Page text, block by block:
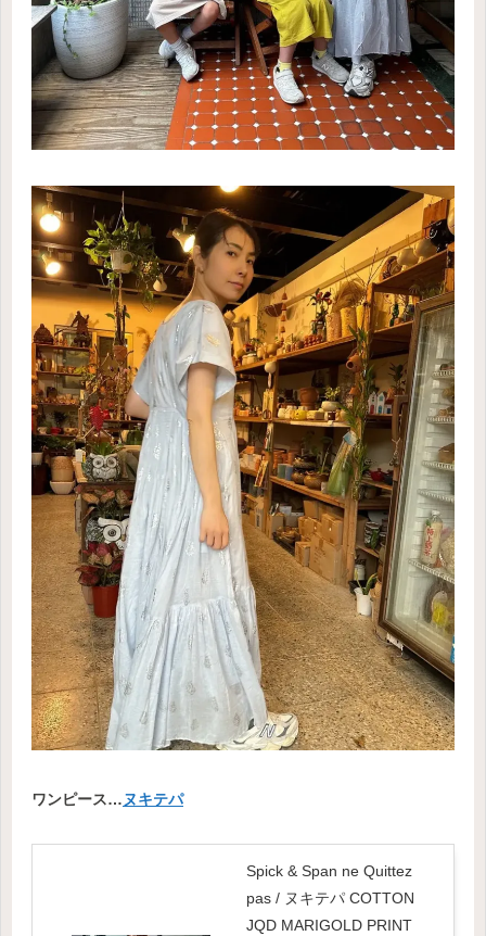
ワンピース…ヌキテパ
Spick & Span ne Quittez
pas / ヌキテパ COTTON
JQD MARIGOLD PRINT